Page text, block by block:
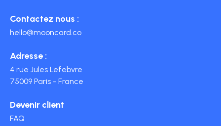
Contactez nous :
hello@mooncard.co
Adresse :
4 rue Jules Lefebvre
75009 Paris - France
Devenir client
FAQ